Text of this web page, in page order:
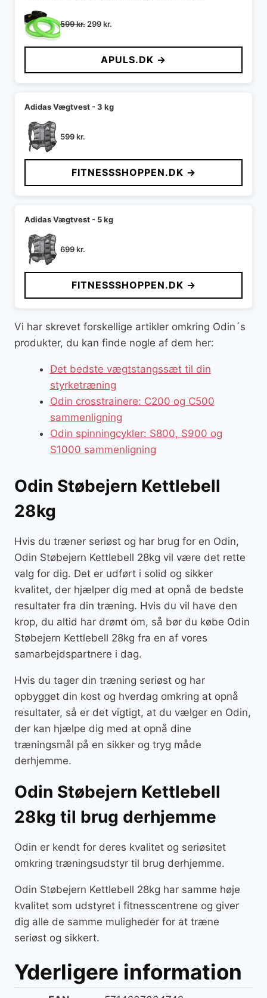
599kr. Den
pris
599 kr..
299kr.
pris
er:
299 kr..
APULS.DK →
Adidas Vægtvest - 3 kg
599kr.
FITNESSSHOPPEN.DK →
Adidas Vægtvest - 5 kg
699kr.
FITNESSSHOPPEN.DK →
Vi har skrevet forskellige artikler omkring Odin´s
produkter, du kan finde nogle af dem her:
Det bedste vægtstangssæt til din
styrketræning
Odin crosstrainere: C200 og C500
sammenligning
Odin spinningcykler: S800, S900 og
S1000 sammenligning
Odin Støbejern Kettlebell
28kg
Hvis du træner seriøst og har brug for en Odin,
Odin Støbejern Kettlebell 28kg vil være det rette
valg for dig. Det er udført i solid og sikker
kvalitet, der hjælper dig med at opnå de bedste
resultater fra din træning. Hvis du vil have den
krop, du altid har drømt om, så bør du købe Odin
Støbejern Kettlebell 28kg fra en af vores
samarbejdspartnere i dag.
Hvis du tager din træning seriøst og har
opbygget din kost og hverdag omkring at opnå
resultater, så er det vigtigt, at du vælger en Odin,
der kan hjælpe dig med at opnå dine
træningsmål på en sikker og tryg måde
derhjemme.
Odin Støbejern Kettlebell
28kg til brug derhjemme
Odin er kendt for deres kvalitet og seriøsitet
omkring træningsudstyr til brug derhjemme.
Odin Støbejern Kettlebell 28kg har samme høje
kvalitet som udstyret i fitnesscentrene og giver
dig alle de samme muligheder for at træne
seriøst og sikkert.
Yderligere information